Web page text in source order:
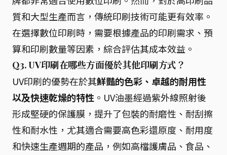
質和大型生產而言，傳統印刷技術可能更有效率。
在選擇數位印刷時，需要根據產品的印刷需求、預
算和印刷數量等因素，綜合評估其成本效益。
Q3. UV印刷在哪些方面優於其他印刷方式？
UV印刷的優勢在於其鮮豔的色彩、卓越的耐用性
以及快速乾燥的特性 。UV油墨經過紫外線照射後
形成堅硬的保護膜，提升了包裝的耐磨性、耐刮擦
性和耐水性，尤其適合需要高色彩還原度、耐用度
和快速生產週期的產品，例如高檔護膚品、食品、